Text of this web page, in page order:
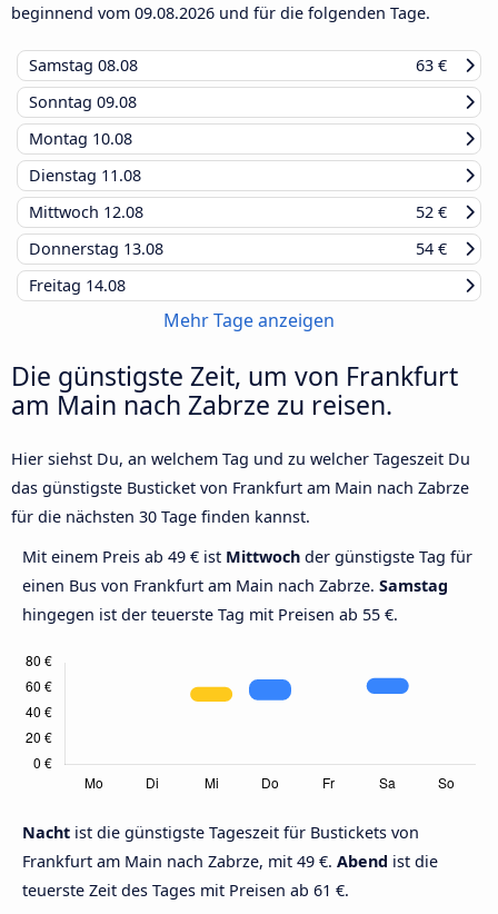
beginnend vom 09.08.2026 und für die folgenden Tage.
Samstag 08.08
63 €
Sonntag 09.08
Montag 10.08
Dienstag 11.08
Mittwoch 12.08
52 €
Donnerstag 13.08
54 €
Freitag 14.08
Mehr Tage anzeigen
Die günstigste Zeit, um von Frankfurt
am Main nach Zabrze zu reisen.
Hier siehst Du, an welchem Tag und zu welcher Tageszeit Du
das günstigste Busticket von Frankfurt am Main nach Zabrze
für die nächsten 30 Tage finden kannst.
Mit einem Preis ab 49 € ist Mittwoch der günstigste Tag für
einen Bus von Frankfurt am Main nach Zabrze. Samstag
hingegen ist der teuerste Tag mit Preisen ab 55 €.
Nacht ist die günstigste Tageszeit für Bustickets von
Frankfurt am Main nach Zabrze, mit 49 €. Abend ist die
teuerste Zeit des Tages mit Preisen ab 61 €.